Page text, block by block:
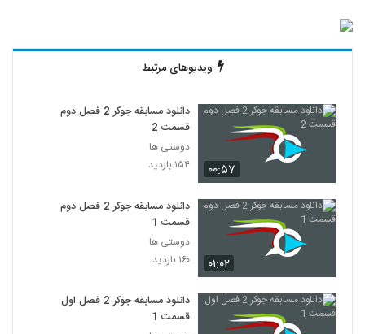
ویدیوهای مرتبط
۰۰:۵۷
دانلود مسابقه جوکر 2 فصل دوم
قسمت 2
دوستی ها
۱۵۴ بازدید
۰۱:۰۲
دانلود مسابقه جوکر 2 فصل دوم
قسمت 1
دوستی ها
۱۶۰ بازدید
دانلود مسابقه جوکر 2 فصل اول
قسمت 1